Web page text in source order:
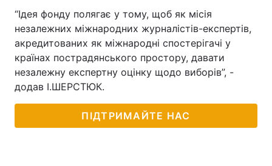
“Ідея фонду полягає у тому, щоб як місія
незалежних міжнародних журналістів-експертів,
акредитованих як міжнародні спостерігачі у
країнах пострадянського простору, давати
незалежну експертну оцінку щодо виборів”, -
додав І.ШЕРСТЮК.
ПІДТРИМАЙТЕ НАС